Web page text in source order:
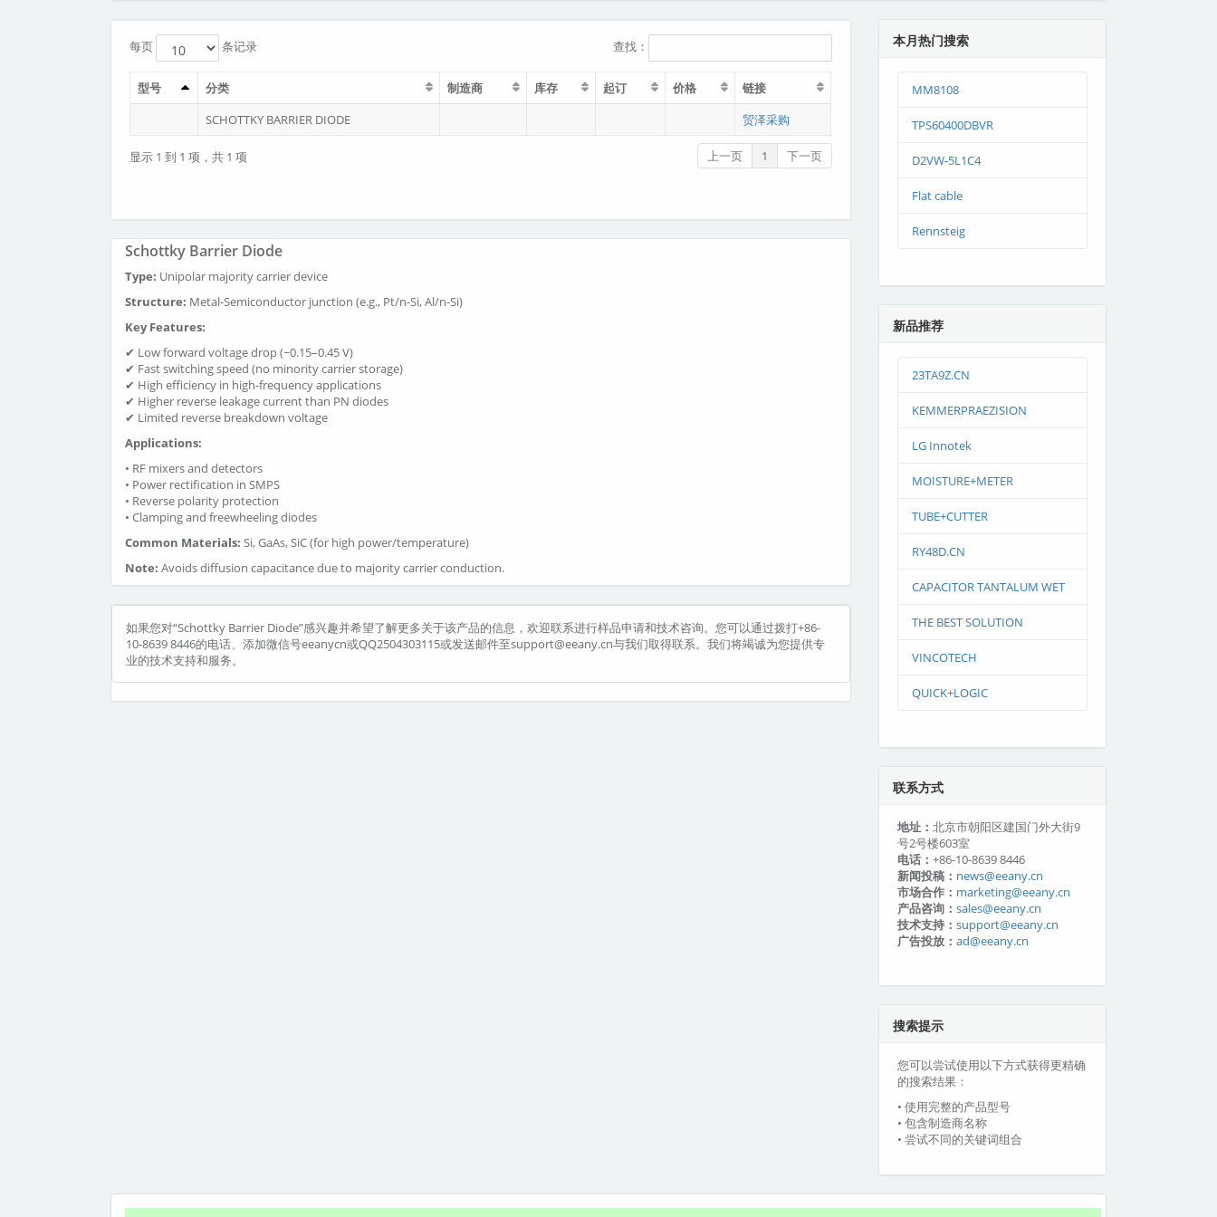
每页 条记录 查找：
型号 分类 制造商 库存 起订 价格
链接
SCHOTTKY BARRIER DIODE
贸泽采购
显示 1 到 1 项，共 1 项 上一页 1 下一页
Schottky Barrier Diode
Type: Unipolar majority carrier device
Structure: Metal-Semiconductor junction (e.g., Pt/n-Si, Al/n-Si)
Key Features:
✔ Low forward voltage drop (~0.15–0.45 V)
✔ Fast switching speed (no minority carrier storage)
✔ High efficiency in high-frequency applications
✔ Higher reverse leakage current than PN diodes
✔ Limited reverse breakdown voltage
Applications:
• RF mixers and detectors
• Power rectification in SMPS
• Reverse polarity protection
• Clamping and freewheeling diodes
Common Materials: Si, GaAs, SiC (for high power/temperature)
Note: Avoids diffusion capacitance due to majority carrier conduction.
如果您对“Schottky Barrier Diode”感兴趣并希望了解更多关于该产品的信息，欢迎联系进行样品申请和技术咨询。您可以通过拨打+86-
10-8639 8446的电话、添加微信号eeanycn或QQ2504303115或发送邮件至support@eeany.cn与我们取得联系。我们将竭诚为您提供专
业的技术支持和服务。
本月热门搜索
MM8108
TPS60400DBVR
D2VW-5L1C4
Flat cable
Rennsteig
新品推荐
23TA9Z.CN
KEMMERPRAEZISION
LG Innotek
MOISTURE+METER
TUBE+CUTTER
RY48D.CN
CAPACITOR TANTALUM WET
THE BEST SOLUTION
VINCOTECH
QUICK+LOGIC
联系方式
地址： 北京市朝阳区建国门外大街9
号2号楼603室
电话： +86-10-8639 8446
新闻投稿： news@eeany.cn
市场合作： marketing@eeany.cn
产品咨询： sales@eeany.cn
技术支持： support@eeany.cn
广告投放： ad@eeany.cn
搜索提示
您可以尝试使用以下方式获得更精确
的搜索结果：
• 使用完整的产品型号
• 包含制造商名称
• 尝试不同的关键词组合